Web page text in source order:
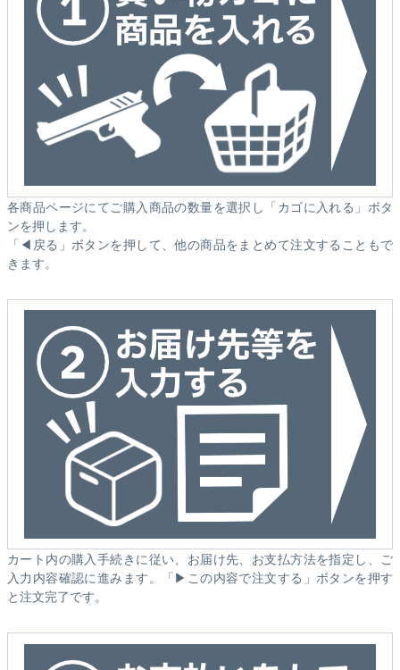
各商品ページにてご購入商品の数量を選択し「カゴに入れる」ボタ
ンを押します。
「◀戻る」ボタンを押して、他の商品をまとめて注文することもで
きます。
カート内の購入手続きに従い、お届け先、お支払方法を指定し、ご
入力内容確認に進みます。「▶この内容で注文する」ボタンを押す
と注文完了です。